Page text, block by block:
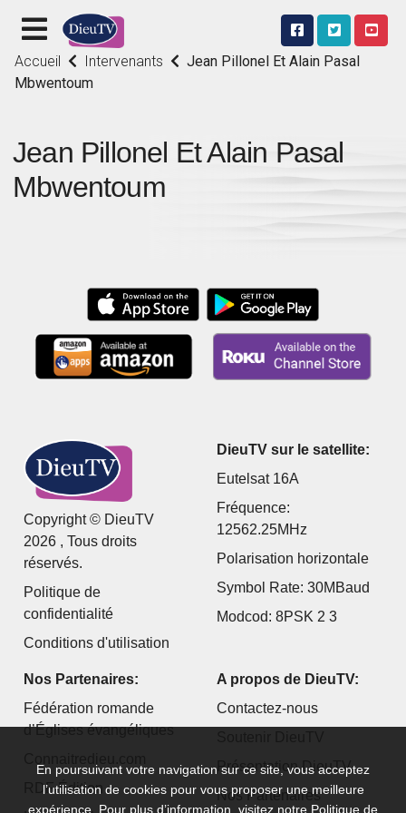
Accueil Intervenants
Jean Pillonel Et Alain Pasal
Mbwentoum
Jean Pillonel Et Alain Pasal
Mbwentoum
Copyright © DieuTV
2026 , Tous droits
réservés.
Politique de
confidentialité
Conditions d'utilisation
DieuTV sur le satellite:
Eutelsat 16A
Fréquence:
12562.25MHz
Polarisation horizontale
Symbol Rate: 30MBaud
Modcod: 8PSK 2 3
Nos Partenaires:
Fédération romande
d’Églises évangéliques
RDF Édition
A propos de DieuTV:
Contactez-nous
Présentation DieuTV
Nos Partenaires
En poursuivant votre navigation sur ce site, vous acceptez
l’utilisation de cookies pour vous proposer une meilleure
expérience. Pour plus d’information, visitez notre Politique de